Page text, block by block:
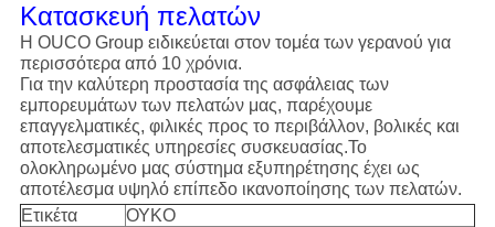
Κατασκευή πελατών
Η OUCO Group ειδικεύεται στον τομέα των γερανού για
περισσότερα από 10 χρόνια.
Για την καλύτερη προστασία της ασφάλειας των
εμπορευμάτων των πελατών μας, παρέχουμε
επαγγελματικές, φιλικές προς το περιβάλλον, βολικές και
αποτελεσματικές υπηρεσίες συσκευασίας.Το
ολοκληρωμένο μας σύστημα εξυπηρέτησης έχει ως
αποτέλεσμα υψηλό επίπεδο ικανοποίησης των πελατών.
Ετικέτα
ΟΥΚΟ